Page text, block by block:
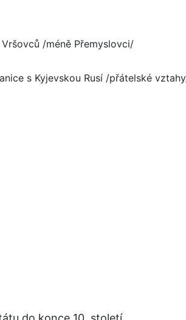
/méně Přemyslovci/
s Kyjevskou Rusí /přátelské